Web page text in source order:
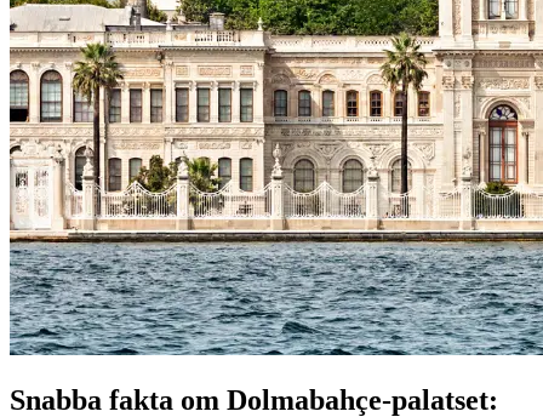
Snabba fakta om Dolmabahçe-palatset: